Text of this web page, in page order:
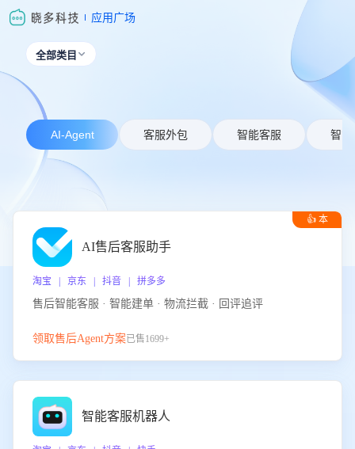
应用广场
全部类目 
AI-Agent 客服外包 智能客服 智能
👍 本
AI售后客服助手
淘宝 | 京东 | 抖音 | 拼多多
售后智能客服 · 智能建单 · 物流拦截 · 回评追评
领取售后Agent方案已售1699+
智能客服机器人